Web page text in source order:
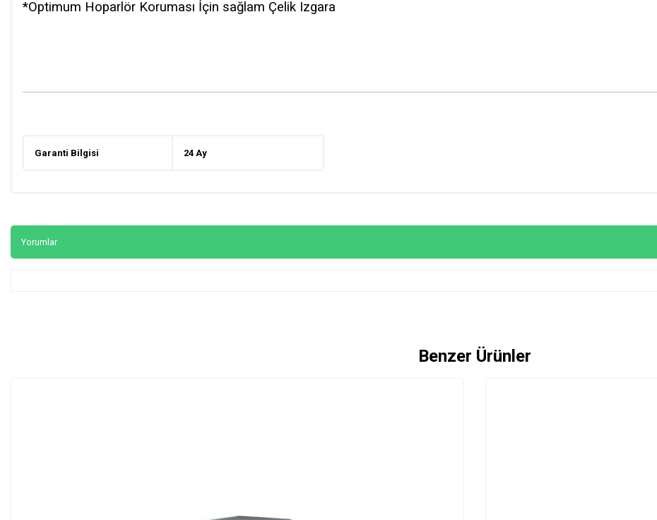
*Optimum Hoparlör Koruması İçin sağlam Çelik Izgara
Garanti Bilgisi 24 Ay
Yorumlar
Benzer Ürünler